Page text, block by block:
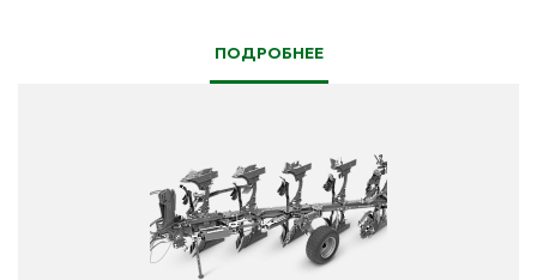
ПОДРОБНЕЕ